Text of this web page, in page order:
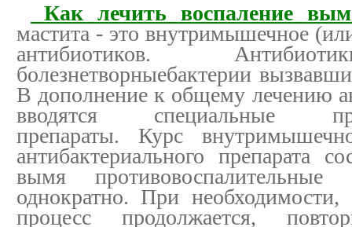
Как лечить воспаление
мастита - это внутримышечное
антибиотиков.
болезнетворныебактерии
В дополнение к общему лечению
вводятся специальные
препараты. Курс
антибактериального препарата
вымя противовоспалительные
однократно. При необходимости,
процесс продолжается,